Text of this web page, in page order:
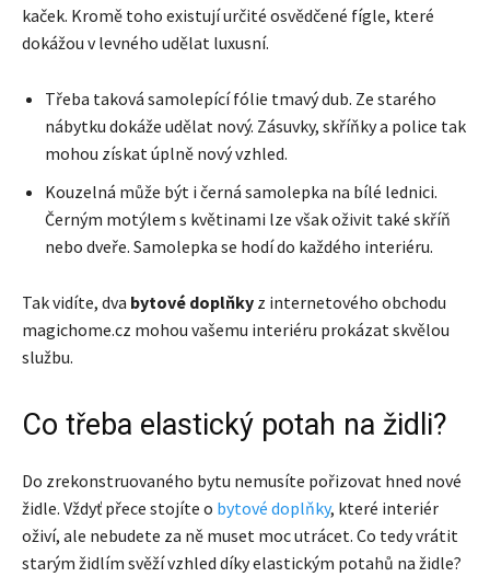
kaček. Kromě toho existují určité osvědčené fígle, které
dokážou v levného udělat luxusní.
Třeba taková samolepící fólie tmavý dub. Ze starého
nábytku dokáže udělat nový. Zásuvky, skříňky a police tak
mohou získat úplně nový vzhled.
Kouzelná může být i černá samolepka na bílé lednici.
Černým motýlem s květinami lze však oživit také skříň
nebo dveře. Samolepka se hodí do každého interiéru.
Tak vidíte, dva bytové doplňky z internetového obchodu
magichome.cz mohou vašemu interiéru prokázat skvělou
službu.
Co třeba elastický potah na židli?
Do zrekonstruovaného bytu nemusíte pořizovat hned nové
židle. Vždyť přece stojíte o bytové doplňky, které interiér
oživí, ale nebudete za ně muset moc utrácet. Co tedy vrátit
starým židlím svěží vzhled díky elastickým potahů na židle?